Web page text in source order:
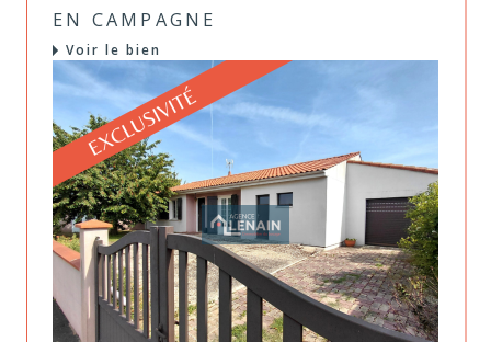
EN CAMPAGNE
Voir le bien